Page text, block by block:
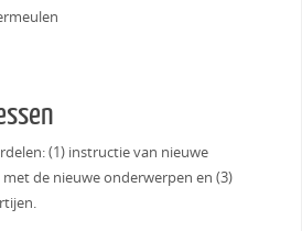
(1) instructie van nieuwe
de nieuwe onderwerpen en (3)